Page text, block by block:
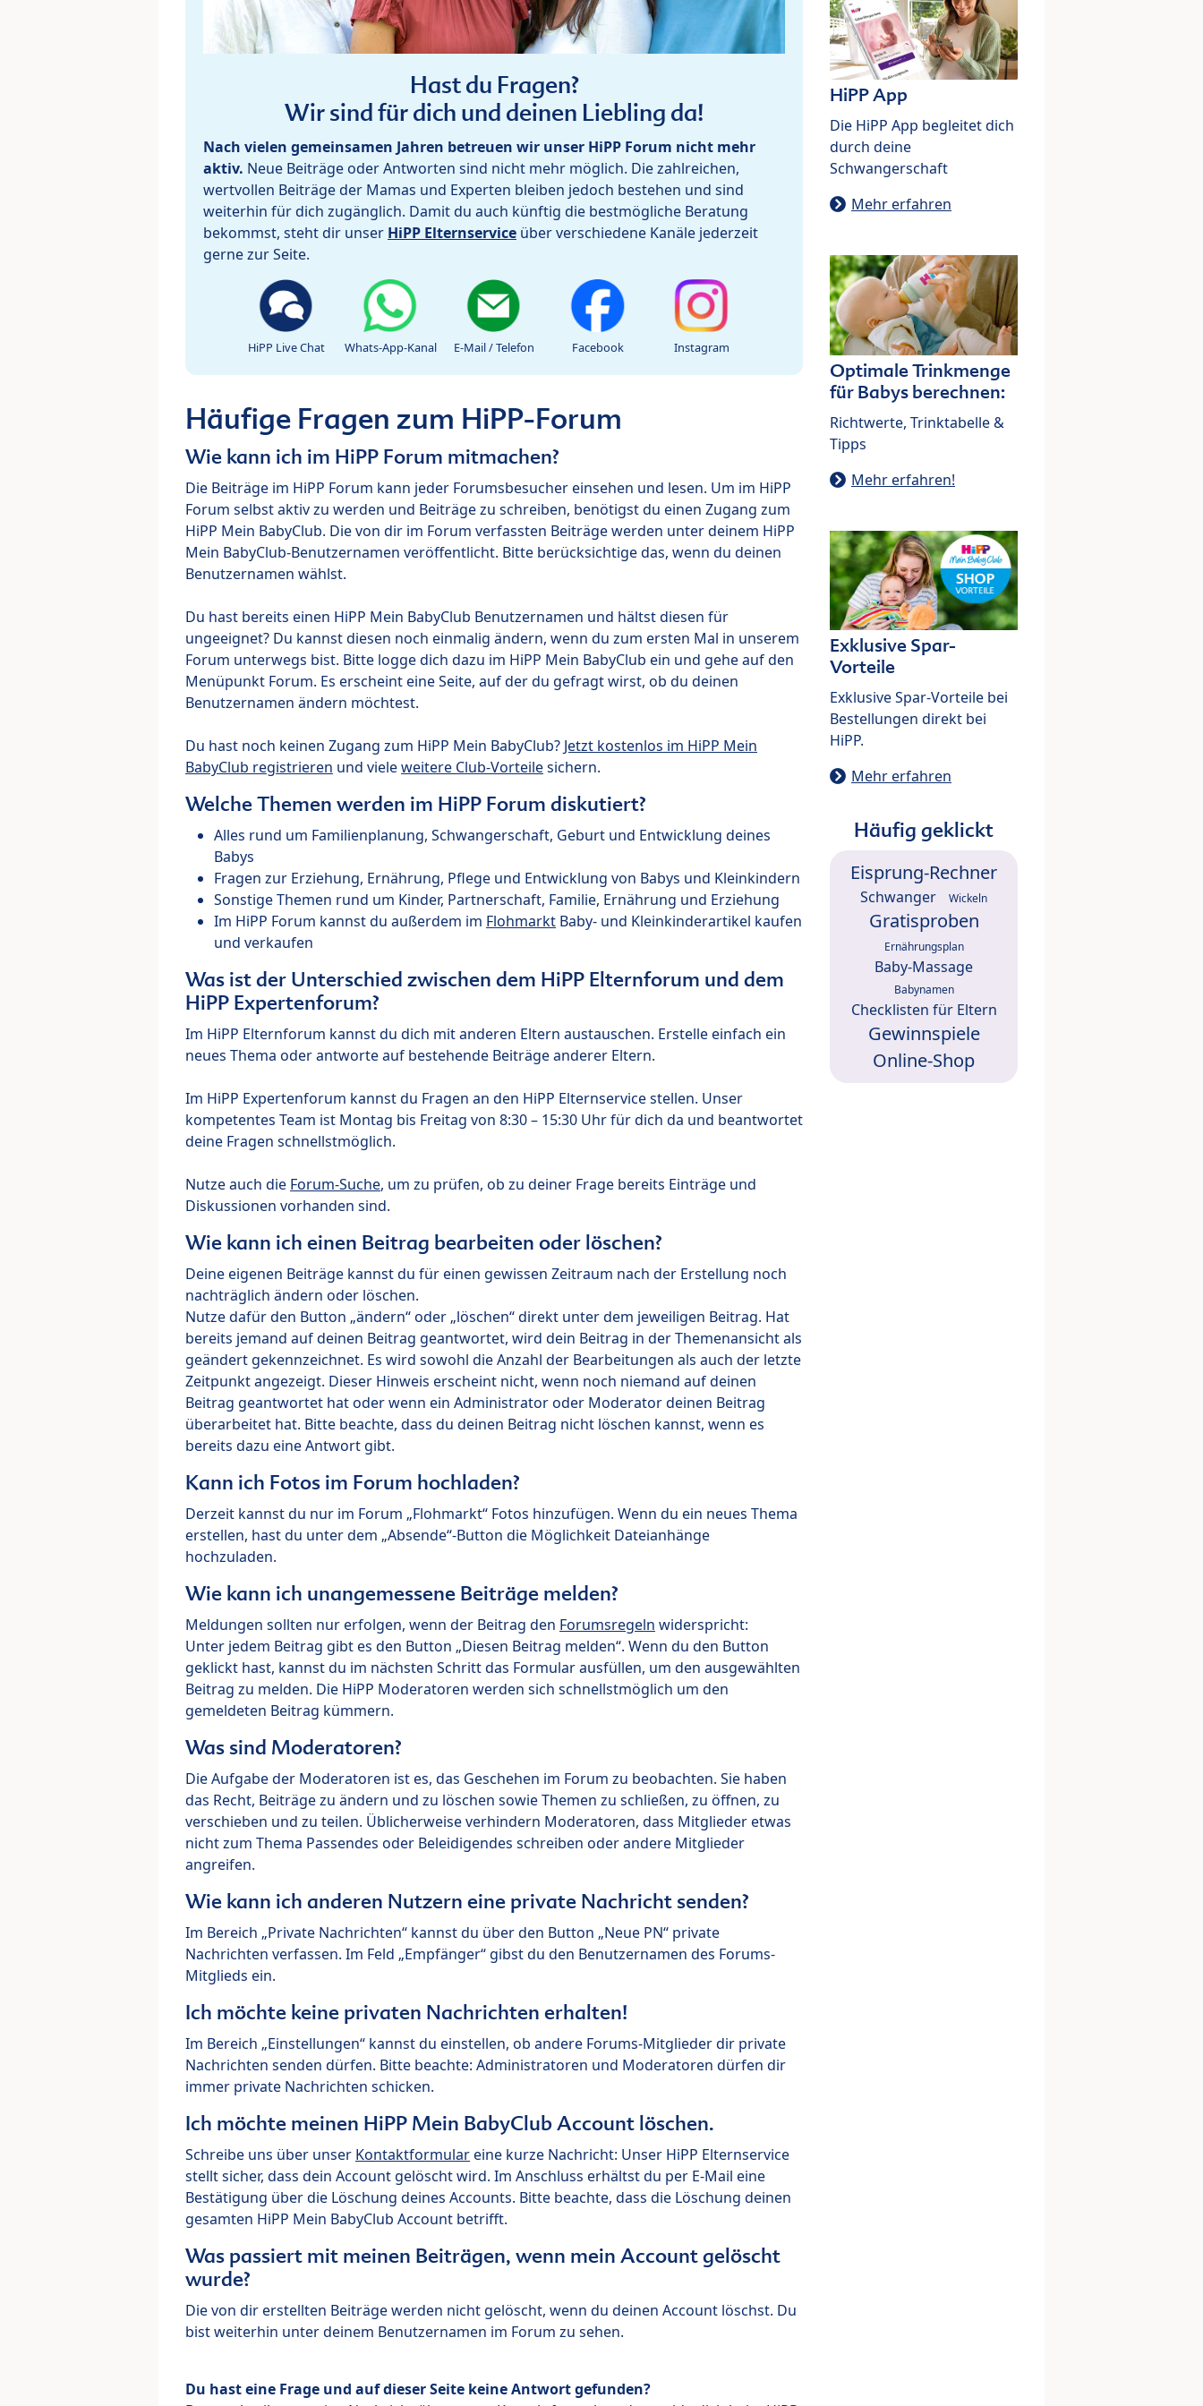
Hast du Fragen?
Wir sind für dich und deinen Liebling da!
Nach vielen gemeinsamen Jahren betreuen wir unser HiPP Forum nicht mehr
aktiv. Neue Beiträge oder Antworten sind nicht mehr möglich. Die zahlreichen,
wertvollen Beiträge der Mamas und Experten bleiben jedoch bestehen und sind
weiterhin für dich zugänglich. Damit du auch künftig die bestmögliche Beratung
bekommst, steht dir unser HiPP Elternservice über verschiedene Kanäle jederzeit
gerne zur Seite.
HiPP Live Chat Whats-App-Kanal E-Mail / Telefon Facebook Instagram
Häufige Fragen zum HiPP-Forum
Wie kann ich im HiPP Forum mitmachen?
Die Beiträge im HiPP Forum kann jeder Forumsbesucher einsehen und lesen. Um im HiPP
Forum selbst aktiv zu werden und Beiträge zu schreiben, benötigst du einen Zugang zum
HiPP Mein BabyClub. Die von dir im Forum verfassten Beiträge werden unter deinem HiPP
Mein BabyClub-Benutzernamen veröffentlicht. Bitte berücksichtige das, wenn du deinen
Benutzernamen wählst.
Du hast bereits einen HiPP Mein BabyClub Benutzernamen und hältst diesen für
ungeeignet? Du kannst diesen noch einmalig ändern, wenn du zum ersten Mal in unserem
Forum unterwegs bist. Bitte logge dich dazu im HiPP Mein BabyClub ein und gehe auf den
Menüpunkt Forum. Es erscheint eine Seite, auf der du gefragt wirst, ob du deinen
Benutzernamen ändern möchtest.
Du hast noch keinen Zugang zum HiPP Mein BabyClub? Jetzt kostenlos im HiPP Mein
BabyClub registrieren und vieleweitere Club-Vorteilesichern.
Welche Themen werden im HiPP Forum diskutiert?
Alles rund um Familienplanung, Schwangerschaft, Geburt und Entwicklung deines
Babys
Fragen zur Erziehung, Ernährung, Pflege und Entwicklung von Babys und Kleinkindern
Sonstige Themen rund um Kinder, Partnerschaft, Familie, Ernährung und Erziehung
Im HiPP Forum kannst du außerdem im Flohmarkt Baby- und Kleinkinderartikel kaufen
und verkaufen
Was ist der Unterschied zwischen dem HiPP Elternforum und dem
HiPP Expertenforum?
Im HiPP Elternforum kannst du dich mit anderen Eltern austauschen. Erstelle einfach ein
neues Thema oder antworte auf bestehende Beiträge anderer Eltern.
Im HiPP Expertenforum kannst du Fragen an den HiPP Elternservice stellen. Unser
kompetentes Team ist Montag bis Freitag von 8:30 – 15:30 Uhr für dich da und beantwortet
deine Fragen schnellstmöglich.
Nutze auch die Forum-Suche, um zu prüfen, ob zu deiner Frage bereits Einträge und
Diskussionen vorhanden sind.
Wie kann ich einen Beitrag bearbeiten oder löschen?
Deine eigenen Beiträge kannst du für einen gewissen Zeitraum nach der Erstellung noch
nachträglich ändern oder löschen.
Nutze dafür den Button „ändern“ oder „löschen“ direkt unter dem jeweiligen Beitrag. Hat
bereits jemand auf deinen Beitrag geantwortet, wird dein Beitrag in der Themenansicht als
geändert gekennzeichnet. Es wird sowohl die Anzahl der Bearbeitungen als auch der letzte
Zeitpunkt angezeigt. Dieser Hinweis erscheint nicht, wenn noch niemand auf deinen
Beitrag geantwortet hat oder wenn ein Administrator oder Moderator deinen Beitrag
überarbeitet hat. Bitte beachte, dass du deinen Beitrag nicht löschen kannst, wenn es
bereits dazu eine Antwort gibt.
Kann ich Fotos im Forum hochladen?
Derzeit kannst du nur im Forum „Flohmarkt“ Fotos hinzufügen. Wenn du ein neues Thema
erstellen, hast du unter dem „Absende“-Button die Möglichkeit Dateianhänge
hochzuladen.
Wie kann ich unangemessene Beiträge melden?
Meldungen sollten nur erfolgen, wenn der Beitrag den Forumsregeln widerspricht:
Unter jedem Beitrag gibt es den Button „Diesen Beitrag melden“. Wenn du den Button
geklickt hast, kannst du im nächsten Schritt das Formular ausfüllen, um den ausgewählten
Beitrag zu melden. Die HiPP Moderatoren werden sich schnellstmöglich um den
gemeldeten Beitrag kümmern.
Was sind Moderatoren?
Die Aufgabe der Moderatoren ist es, das Geschehen im Forum zu beobachten. Sie haben
das Recht, Beiträge zu ändern und zu löschen sowie Themen zu schließen, zu öffnen, zu
verschieben und zu teilen. Üblicherweise verhindern Moderatoren, dass Mitglieder etwas
nicht zum Thema Passendes oder Beleidigendes schreiben oder andere Mitglieder
angreifen.
Wie kann ich anderen Nutzern eine private Nachricht senden?
Im Bereich „Private Nachrichten“ kannst du über den Button „Neue PN“ private
Nachrichten verfassen. Im Feld „Empfänger“ gibst du den Benutzernamen des Forums-
Mitglieds ein.
Ich möchte keine privaten Nachrichten erhalten!
Im Bereich „Einstellungen“ kannst du einstellen, ob andere Forums-Mitglieder dir private
Nachrichten senden dürfen. Bitte beachte: Administratoren und Moderatoren dürfen dir
immer private Nachrichten schicken.
Ich möchte meinen HiPP Mein BabyClub Account löschen.
Schreibe uns über unser Kontaktformulareine kurze Nachricht: Unser HiPP Elternservice
stellt sicher, dass dein Account gelöscht wird. Im Anschluss erhältst du per E-Mail eine
Bestätigung über die Löschung deines Accounts. Bitte beachte, dass die Löschung deinen
gesamten HiPP Mein BabyClub Account betrifft.
Was passiert mit meinen Beiträgen, wenn mein Account gelöscht
wurde?
Die von dir erstellten Beiträge werden nicht gelöscht, wenn du deinen Account löschst. Du
bist weiterhin unter deinem Benutzernamen im Forum zu sehen.
Du hast eine Frage und auf dieser Seite keine Antwort gefunden?
HiPP App
Die HiPP App begleitet dich
durch deine
Schwangerschaft
Mehr erfahren
Optimale Trinkmenge
für Babys berechnen:
Richtwerte, Trinktabelle &
Tipps
Mehr erfahren!
Exklusive Spar-
Vorteile
Exklusive Spar-Vorteile bei
Bestellungen direkt bei
HiPP.
Mehr erfahren
Häufig geklickt
Eisprung-Rechner
Schwanger Wickeln
Gratisproben
Ernährungsplan
Baby-Massage
Babynamen
Checklisten für Eltern
Gewinnspiele
Online-Shop